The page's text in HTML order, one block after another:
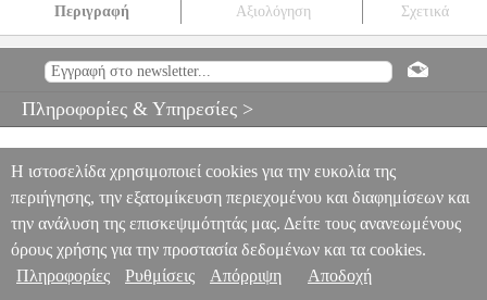
Περιγραφή Αξιολόγηση Σχετικά
MSC.606106 RICORDI
ΜΟΥΣΙΚΑ ΒΙΒΛΙΑ
0
Πληροφορίες & Υπηρεσίες >
Η ιστοσελίδα χρησιμοποιεί cookies για την ευκολία της
περιήγησης, την εξατομίκευση περιεχομένου και διαφημίσεων και
την ανάλυση της επισκεψιμότητάς μας. Δείτε τους ανανεωμένους
όρους χρήσης για την προστασία δεδομένων και τα cookies.
Πληροφορίες
Ρυθμίσεις Απόρριψη Αποδοχή